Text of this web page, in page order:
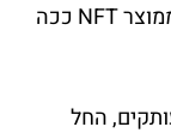
אבל חשוב לזכור ככל שיש פחות עותקים ממוצר NFT ככה
החל